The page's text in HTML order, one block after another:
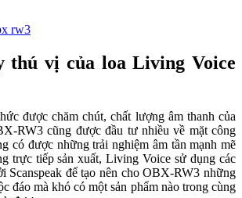
thú vị của loa Living Voice
được chăm chút, chất lượng âm thanh của
RW3 cũng được đầu tư nhiều về mặt công
có được những trải nghiệm âm tần mạnh mẽ
trực tiếp sản xuất, Living Voice sử dụng các
Scanspeak để tạo nên cho OBX-RW3 những
đáo mà khó có một sản phẩm nào trong cùng